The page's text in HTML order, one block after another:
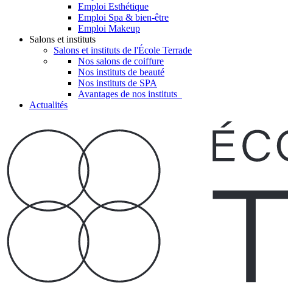
Emploi Esthétique
Emploi Spa & bien-être
Emploi Makeup
Salons et instituts
Salons et instituts de l'École Terrade
Nos salons de coiffure
Nos instituts de beauté
Nos instituts de SPA
Avantages de nos instituts
Actualités